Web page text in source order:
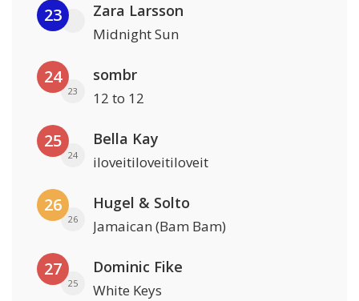
23 Zara Larsson
Midnight Sun
24
23
sombr
12 to 12
25
24
Bella Kay
iloveitiloveitiloveit
26
26
Hugel & Solto
Jamaican (Bam Bam)
27
25
Dominic Fike
White Keys